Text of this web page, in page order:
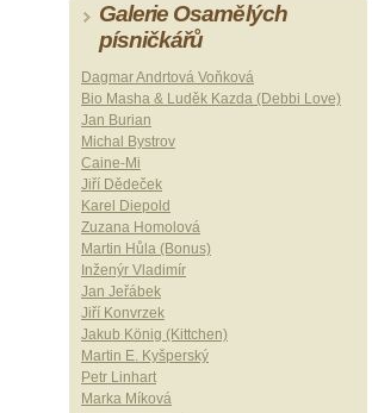
Galerie Osamělých
písničkářů
Dagmar Andrtová Voňková
Bio Masha & Luděk Kazda (Debbi Love)
Jan Burian
Michal Bystrov
Caine-Mi
Jiří Dědeček
Karel Diepold
Zuzana Homolová
Martin Hůla (Bonus)
Inženýr Vladimír
Jan Jeřábek
Jiří Konvrzek
Jakub König (Kittchen)
Martin E. Kyšperský
Petr Linhart
Marka Míková